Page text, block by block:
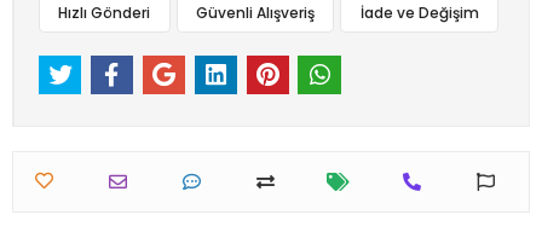
Hızlı Gönderi Güvenli Alışveriş İade ve Değişim